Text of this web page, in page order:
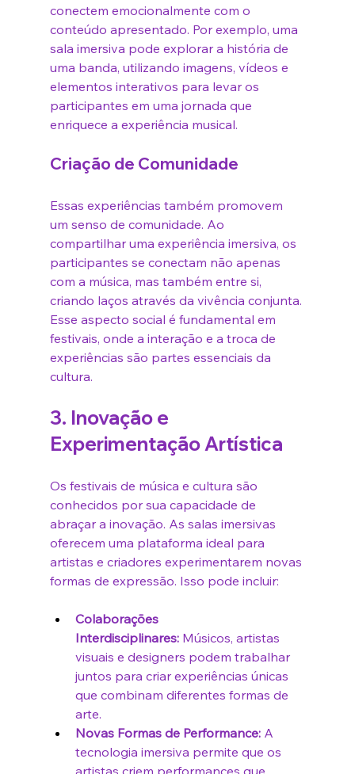
conectem emocionalmente com o
conteúdo apresentado. Por exemplo, uma
sala imersiva pode explorar a história de
uma banda, utilizando imagens, vídeos e
elementos interativos para levar os
participantes em uma jornada que
enriquece a experiência musical.
Criação de Comunidade
Essas experiências também promovem
um senso de comunidade. Ao
compartilhar uma experiência imersiva, os
participantes se conectam não apenas
com a música, mas também entre si,
criando laços através da vivência conjunta.
Esse aspecto social é fundamental em
festivais, onde a interação e a troca de
experiências são partes essenciais da
cultura.
3. Inovação e
Experimentação Artística
Os festivais de música e cultura são
conhecidos por sua capacidade de
abraçar a inovação. As salas imersivas
oferecem uma plataforma ideal para
artistas e criadores experimentarem novas
formas de expressão. Isso pode incluir:
Colaborações
Interdisciplinares: Músicos, artistas
visuais e designers podem trabalhar
juntos para criar experiências únicas
que combinam diferentes formas de
arte.
Novas Formas de Performance: A
tecnologia imersiva permite que os
artistas criem performances que